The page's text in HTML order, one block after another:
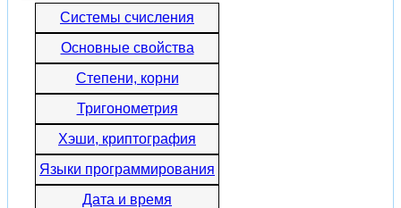
Системы счисления
Основные свойства
Степени, корни
Тригонометрия
Хэши, криптография
Языки программирования
Дата и время